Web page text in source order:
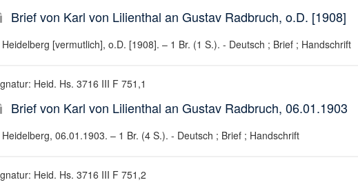
Brief von Karl von Lilienthal an Gustav Radbruch, o.D. [1908]
Heidelberg [vermutlich], o.D. [1908]. – 1 Br. (1 S.). - Deutsch ; Brief ; Handschrift
Heid. Hs. 3716 III F 751,1
Brief von Karl von Lilienthal an Gustav Radbruch, 06.01.1903
Heidelberg, 06.01.1903. – 1 Br. (4 S.). - Deutsch ; Brief ; Handschrift
Heid. Hs. 3716 III F 751,2